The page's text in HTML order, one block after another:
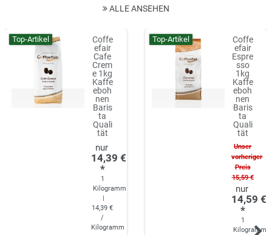
ALLE ANSEHEN
Top-Artikel
Coffe
efair
Cafe
Crem
e 1kg
Kaffe
eboh
nen
Baris
ta
Quali
tät
14,39 €
*
1
Kilogramm
14,39 €
/
Kilogramm
Top-Artikel
Coffe
efair
Espre
sso
1kg
Kaffe
eboh
nen
Baris
ta
Quali
tät
Unser
vorheriger
Preis
15,59 €
14,59 €
*
1
Kilogramm